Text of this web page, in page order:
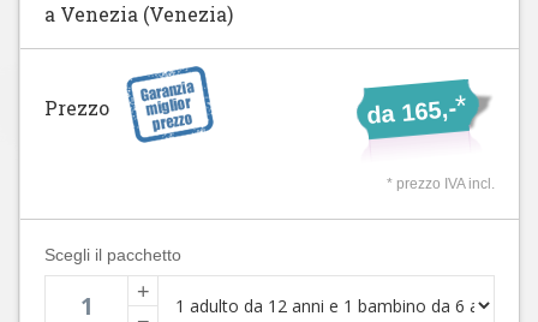
a Venezia (Venezia)
da 165,-*
Prezzo
* prezzo IVA incl.
Scegli il pacchetto
+